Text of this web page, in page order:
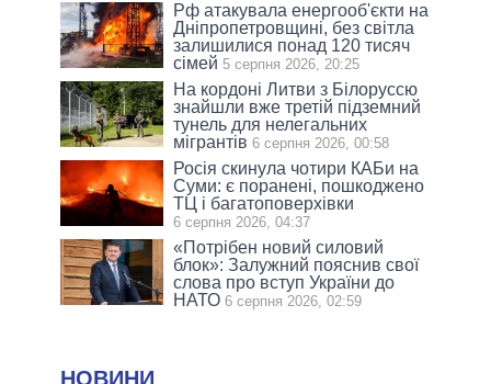
Рф атакувала енергооб'єкти на
Дніпропетровщині, без світла
залишилися понад 120 тисяч
сімей 5 серпня 2026, 20:25
На кордоні Литви з Білоруссю
знайшли вже третій підземний
тунель для нелегальних
мігрантів 6 серпня 2026, 00:58
Росія скинула чотири КАБи на
Суми: є поранені, пошкоджено
ТЦ і багатоповерхівки
6 серпня 2026, 04:37
«Потрібен новий силовий
блок»: Залужний пояснив свої
слова про вступ України до
НАТО 6 серпня 2026, 02:59
НОВИНИ